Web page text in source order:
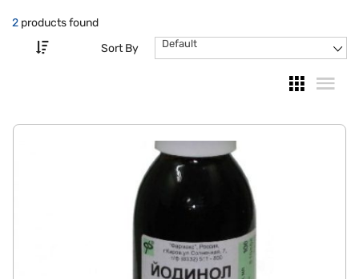
2 products found
Sort By
Default